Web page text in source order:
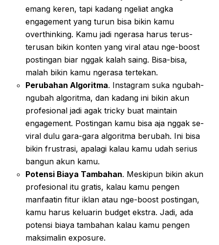
emang keren, tapi kadang ngeliat angka
engagement yang turun bisa bikin kamu
overthinking. Kamu jadi ngerasa harus terus-
terusan bikin konten yang viral atau nge-boost
postingan biar nggak kalah saing. Bisa-bisa,
malah bikin kamu ngerasa tertekan.
Perubahan Algoritma. Instagram suka ngubah-
ngubah algoritma, dan kadang ini bikin akun
profesional jadi agak tricky buat maintain
engagement. Postingan kamu bisa aja nggak se-
viral dulu gara-gara algoritma berubah. Ini bisa
bikin frustrasi, apalagi kalau kamu udah serius
bangun akun kamu.
Potensi Biaya Tambahan. Meskipun bikin akun
profesional itu gratis, kalau kamu pengen
manfaatin fitur iklan atau nge-boost postingan,
kamu harus keluarin budget ekstra. Jadi, ada
potensi biaya tambahan kalau kamu pengen
maksimalin exposure.